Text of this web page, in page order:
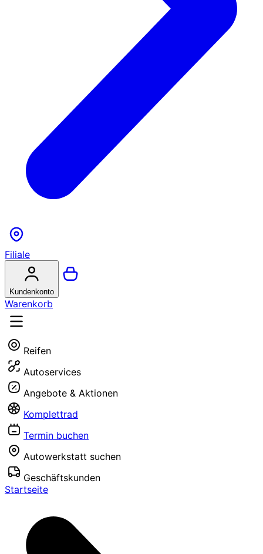
Filiale
Kundenkonto
Warenkorb
Reifen
Autoservices
Angebote & Aktionen
Komplettrad
Termin buchen
Autowerkstatt suchen
Geschäftskunden
Startseite